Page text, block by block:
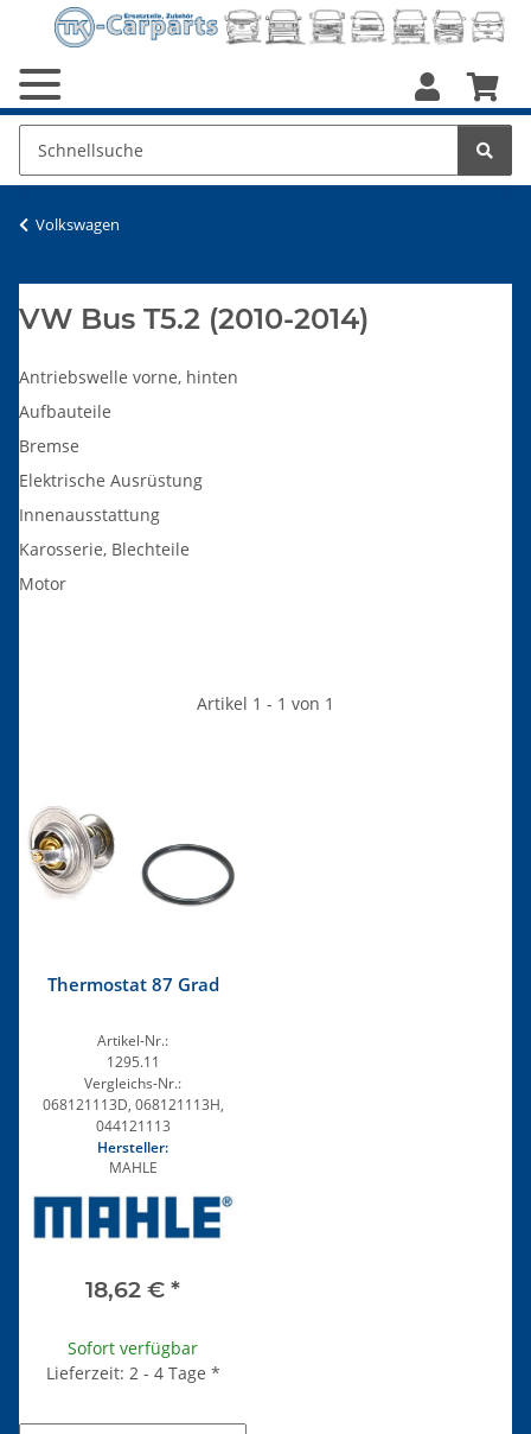
Volkswagen
VW Bus T5.2 (2010-2014)
Antriebswelle vorne, hinten
Aufbauteile
Bremse
Elektrische Ausrüstung
Innenausstattung
Karosserie, Blechteile
Motor
Artikel 1 - 1 von 1
Thermostat 87 Grad
Artikel-Nr.:
1295.11
Vergleichs-Nr.:
068121113D, 068121113H,
044121113
Hersteller:
MAHLE
18,62 € *
Sofort verfügbar
Lieferzeit: 2 - 4 Tage *